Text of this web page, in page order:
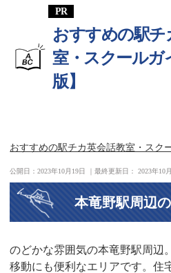
おすすめの駅チ
室・スクールガ
版】
おすすめの駅チカ英会話教室・スク
公開日：2023年10月19日 ｜最終更新日：2023年10
本竜野駅周辺
のどかな雰囲気の本竜野駅周辺
移動にも便利なエリアです。住